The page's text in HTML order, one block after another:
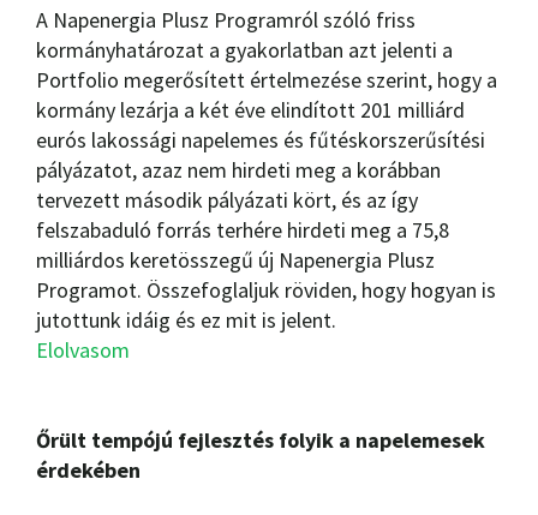
A Napenergia Plusz Programról szóló friss
kormányhatározat a gyakorlatban azt jelenti a
Portfolio megerősített értelmezése szerint, hogy a
kormány lezárja a két éve elindított 201 milliárd
eurós lakossági napelemes és fűtéskorszerűsítési
pályázatot, azaz nem hirdeti meg a korábban
tervezett második pályázati kört, és az így
felszabaduló forrás terhére hirdeti meg a 75,8
milliárdos keretösszegű új Napenergia Plusz
Programot. Összefoglaljuk röviden, hogy hogyan is
jutottunk idáig és ez mit is jelent.
Elolvasom
Őrült tempójú fejlesztés folyik a napelemesek
érdekében